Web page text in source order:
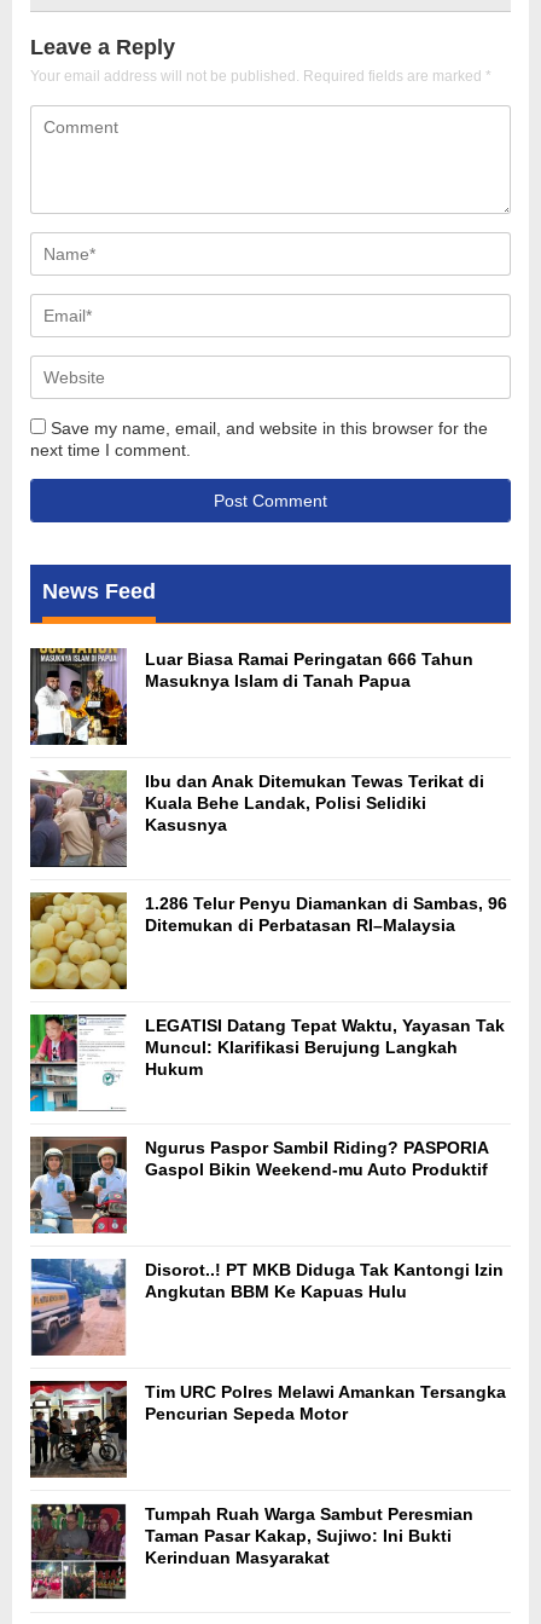
Leave a Reply
Your email address will not be published. Required fields are marked *
Save my name, email, and website in this browser for the
next time I comment.
News Feed
Luar Biasa Ramai Peringatan 666 Tahun
Masuknya Islam di Tanah Papua
Ibu dan Anak Ditemukan Tewas Terikat di
Kuala Behe Landak, Polisi Selidiki
Kasusnya
1.286 Telur Penyu Diamankan di Sambas, 96
Ditemukan di Perbatasan RI–Malaysia
LEGATISI Datang Tepat Waktu, Yayasan Tak
Muncul: Klarifikasi Berujung Langkah
Hukum
Ngurus Paspor Sambil Riding? PASPORIA
Gaspol Bikin Weekend-mu Auto Produktif
Disorot..! PT MKB Diduga Tak Kantongi Izin
Angkutan BBM Ke Kapuas Hulu
Tim URC Polres Melawi Amankan Tersangka
Pencurian Sepeda Motor
Tumpah Ruah Warga Sambut Peresmian
Taman Pasar Kakap, Sujiwo: Ini Bukti
Kerinduan Masyarakat